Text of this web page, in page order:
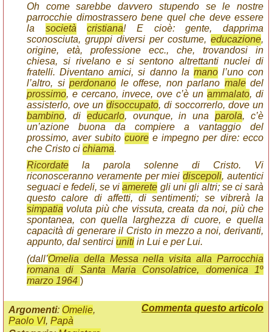
Oh come sarebbe davvero stupendo se le nostre
parrocchie dimostrassero bene quel che deve essere
la società cristiana! E cioè: gente, dapprima
sconosciuta, gruppi diversi per costume, educazione,
origine, età, professione ecc., che, trovandosi in
chiesa, si rivelano e si sentono altrettanti nuclei di
fratelli. Diventano amici, si danno la manol’uno con
l’altro, si perdonano le offese, non parlano maledel
prossimo, e cercano, invece, ove c’è un ammalato, di
assisterlo, ove un disoccupato, di soccorrerlo, dove un
bambino, di educarlo, ovunque, in unaparola, c’è
un’azione buona da compiere a vantaggio del
prossimo, aver subito cuore e impegno per dire: ecco
che Cristo ci chiama.
Ricordate la parola solenne di Cristo. Vi
riconosceranno veramente per mieidiscepoli, autentici
seguaci e fedeli, se viamerete gli uni gli altri; se ci sarà
questo calore di affetti, di sentimenti; se vibrerà la
simpatia voluta più che vissuta, creata da noi, più che
spontanea, con quella larghezza di cuore, e quella
capacità di generare il Cristo in mezzo a noi, derivanti,
appunto, dal sentirci uniti in Lui e per Lui.
(dall’Omelia della Messa nella visita alla Parrocchia
romana di Santa Maria Consolatrice, domenica 1º
marzo 1964 )
Commenta questo articolo
Argomenti: Omelie,
Paolo VI, Papà